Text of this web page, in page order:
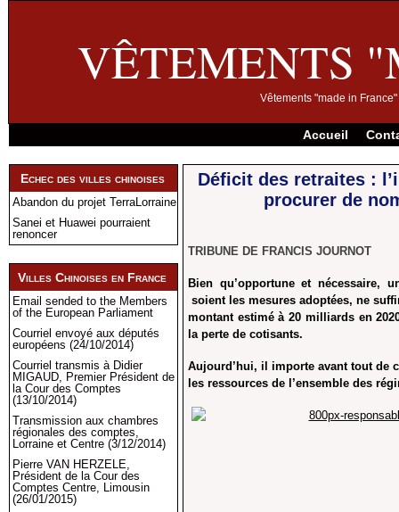
VÊTEMENTS
Vêtements "made in
Accueil
Echec des villes chinoises
Abandon du projet TerraLorraine
Sanei et Huawei pourraient
renoncer
Villes Chinoises en France
Email sended to the Members
of the European Parliament
Courriel envoyé aux députés
européens (24/10/2014)
Courriel transmis à Didier
MIGAUD, Premier Président de
la Cour des Comptes
(13/10/2014)
Transmission aux chambres
régionales des comptes,
Lorraine et Centre (3/12/2014)
Pierre VAN HERZELE,
Président de la Cour des
Comptes Centre, Limousin
(26/01/2015)
Déficit des retraites :
procurer de
TRIBUNE DE FRANCIS JOURNOT
Bien qu’opportune et nécessaire,
soient les mesures adoptées, ne
montant estimé à 20 milliards en
la perte de cotisants.
Aujourd’hui, il importe avant tout de
les ressources de l’ensemble des